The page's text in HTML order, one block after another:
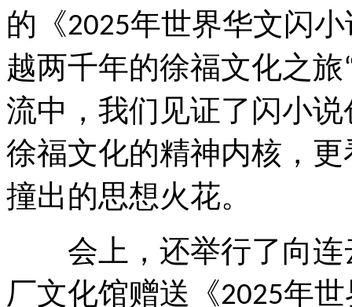
的《2025年世界华文闪
越两千年的徐福文化之旅
流中，我们见证了闪小
徐福文化的精神内核，
撞出的思想火花。
会上，还举行了向连
厂文化馆赠送《2025年